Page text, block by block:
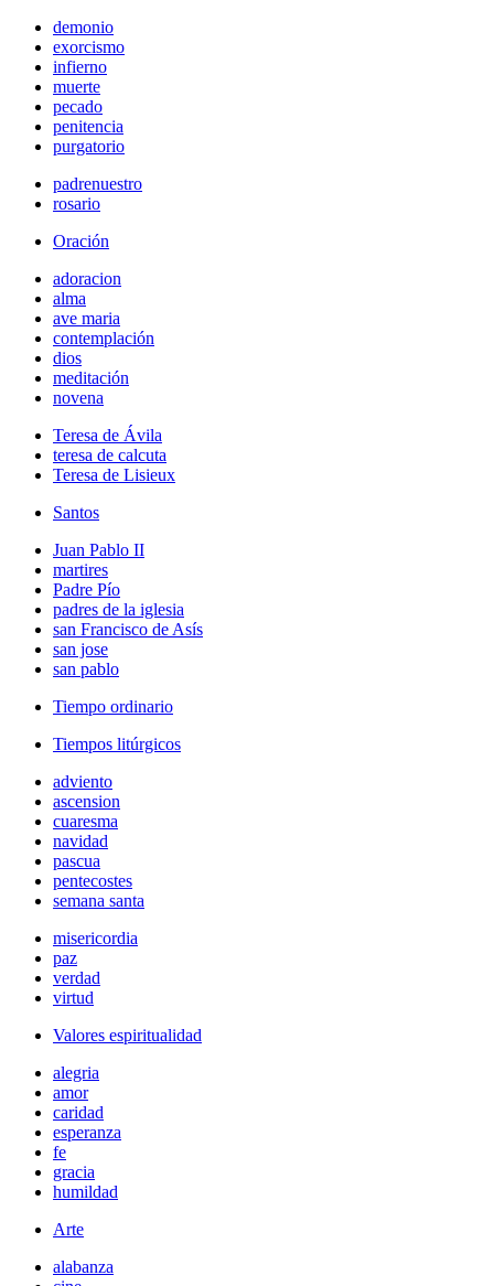
demonio
exorcismo
infierno
muerte
pecado
penitencia
purgatorio
padrenuestro
rosario
Oración
adoracion
alma
ave maria
contemplación
dios
meditación
novena
Teresa de Ávila
teresa de calcuta
Teresa de Lisieux
Santos
Juan Pablo II
martires
Padre Pío
padres de la iglesia
san Francisco de Asís
san jose
san pablo
Tiempo ordinario
Tiempos litúrgicos
adviento
ascension
cuaresma
navidad
pascua
pentecostes
semana santa
misericordia
paz
verdad
virtud
Valores espiritualidad
alegria
amor
caridad
esperanza
fe
gracia
humildad
Arte
alabanza